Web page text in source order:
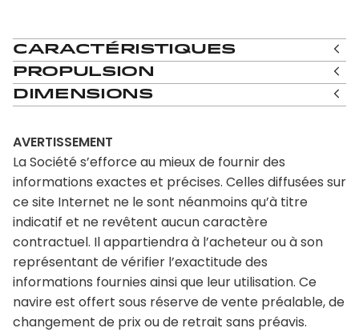
Caractéristiques
Propulsion
Dimensions
AVERTISSEMENT
La Société s’efforce au mieux de fournir des
informations exactes et précises. Celles diffusées sur
ce site Internet ne le sont néanmoins qu’à titre
indicatif et ne revêtent aucun caractère
contractuel. Il appartiendra à l’acheteur ou à son
représentant de vérifier l’exactitude des
informations fournies ainsi que leur utilisation. Ce
navire est offert sous réserve de vente préalable, de
changement de prix ou de retrait sans préavis.